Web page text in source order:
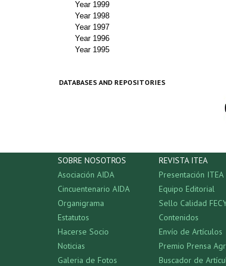
Year 1999
Year 1998
Year 1997
Year 1996
Year 1995
DATABASES AND REPOSITORIES
SOBRE NOSOTROS
Asociación AIDA
Cincuentenario AIDA
Organigrama
Estatutos
Hacerse Socio
Noticias
Galeria de Fotos
REVISTA ITEA
Presentación ITEA
Equipo Editorial
Sello Calidad
Contenidos
Envío de Artículos
Premio Prensa
Buscador de